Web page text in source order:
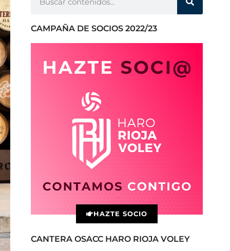
CAMPAÑA DE SOCIOS 2022/23
HAZTE SOCIO
CANTERA OSACC HARO RIOJA VOLEY